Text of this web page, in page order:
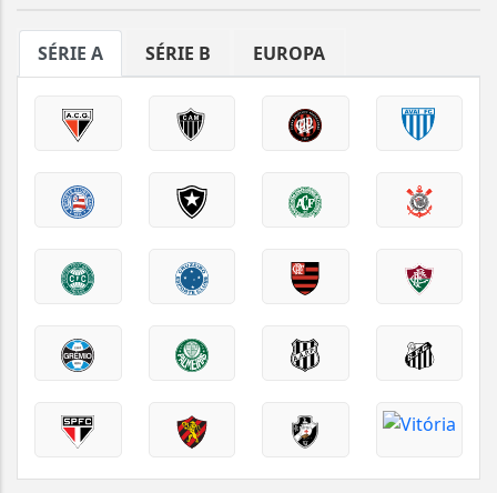
SÉRIE A SÉRIE B EUROPA